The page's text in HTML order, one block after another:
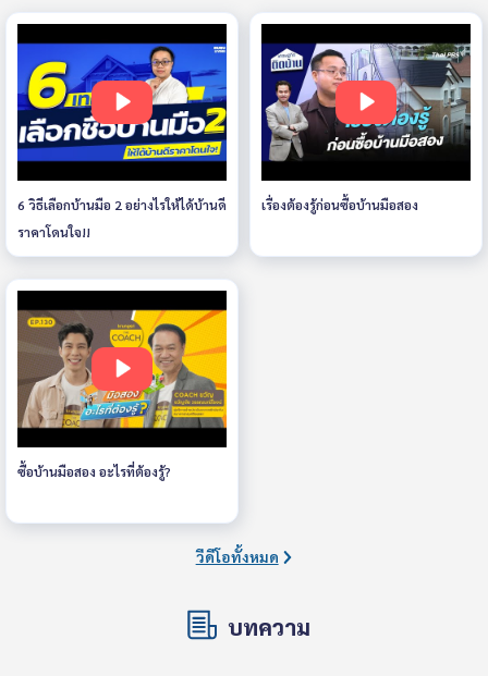
6 วิธีเลือกบ้านมือ 2 อย่างไรให้ได้บ้านดี
ราคาโดนใจ!!
เรื่องต้องรู้ก่อนซื้อบ้านมือสอง
ซื้อบ้านมือสอง อะไรที่ต้องรู้?
วีดีโอทั้งหมด
บทความ